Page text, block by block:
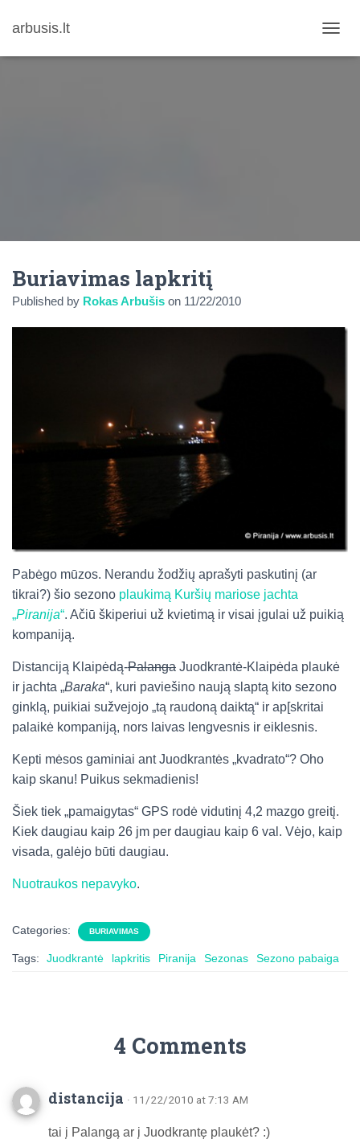
arbusis.lt
O
I
Buriavimas lapkritį
Published by Rokas Arbušis on 11/22/2010
Pabėgo mūzos. Nerandu žodžių aprašyti paskutinį (ar
tikrai?) šio sezono plaukimą Kuršių mariose jachta
„Piranija“. Ačiū škiperiui už kvietimą ir visai įgulai už puikią
kompaniją.
Distanciją Klaipėdą-Palanga Juodkrantė-Klaipėda plaukė
ir jachta „Baraka“, kuri paviešino naują slaptą kito sezono
ginklą, puikiai sužvejojo „tą raudoną daiktą“ ir ap[skritai
palaikė kompaniją, nors laivas lengvesnis ir eiklesnis.
Kepti mėsos gaminiai ant Juodkrantės „kvadrato“? Oho
kaip skanu! Puikus sekmadienis!
Šiek tiek „pamaigytas“ GPS rodė vidutinį 4,2 mazgo greitį.
Kiek daugiau kaip 26 jm per daugiau kaip 6 val. Vėjo, kaip
visada, galėjo būti daugiau.
Nuotraukos nepavyko.
Categories: BURIAVIMAS
Tags: Juodkrantė lapkritis Piranija Sezonas Sezono pabaiga
4 Comments
distancija · 11/22/2010 at 7:13 AM
tai į Palangą ar į Juodkrantę plaukėt? :)